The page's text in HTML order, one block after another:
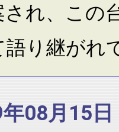
され、この
語り継がれ
08月15